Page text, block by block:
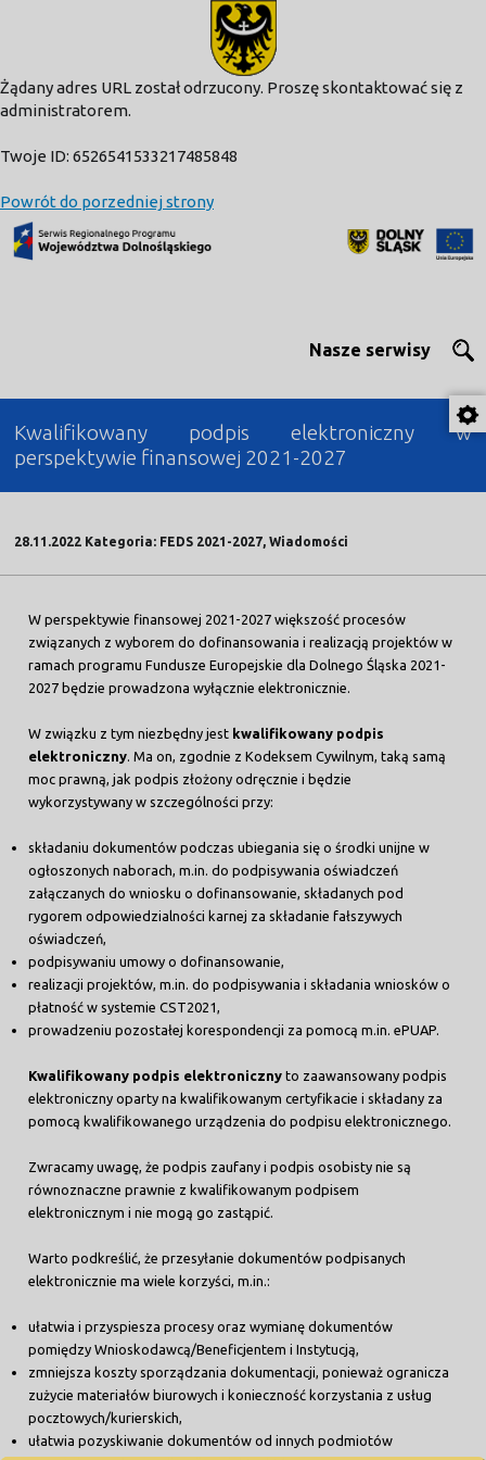
Żądany adres URL został odrzucony. Proszę skontaktować się z
administratorem.
Twoje ID: 6526541533217485848
Powrót do porzedniej strony
Nasze serwisy
Kwalifikowany podpis elektroniczny w
perspektywie finansowej 2021-2027
28.11.2022 Kategoria: FEDS 2021-2027, Wiadomości
W perspektywie finansowej 2021-2027 większość procesów
związanych z wyborem do dofinansowania i realizacją projektów w
ramach programu Fundusze Europejskie dla Dolnego Śląska 2021-
2027 będzie prowadzona wyłącznie elektronicznie.
W związku z tym niezbędny jest kwalifikowany podpis
elektroniczny . Ma on, zgodnie z Kodeksem Cywilnym, taką samą
moc prawną, jak podpis złożony odręcznie i będzie
wykorzystywany w szczególności przy:
składaniu dokumentów podczas ubiegania się o środki unijne w
ogłoszonych naborach, m.in. do podpisywania oświadczeń
załączanych do wniosku o dofinansowanie, składanych pod
rygorem odpowiedzialności karnej za składanie fałszywych
oświadczeń,
podpisywaniu umowy o dofinansowanie,
realizacji projektów, m.in. do podpisywania i składania wniosków o
płatność w systemie CST2021,
prowadzeniu pozostałej korespondencji za pomocą m.in. ePUAP.
Kwalifikowany podpis elektroniczny to zaawansowany podpis
elektroniczny oparty na kwalifikowanym certyfikacie i składany za
pomocą kwalifikowanego urządzenia do podpisu elektronicznego.
Zwracamy uwagę, że podpis zaufany i podpis osobisty nie są
równoznaczne prawnie z kwalifikowanym podpisem
elektronicznym i nie mogą go zastąpić.
Warto podkreślić, że przesyłanie dokumentów podpisanych
elektronicznie ma wiele korzyści, m.in.:
ułatwia i przyspiesza procesy oraz wymianę dokumentów
pomiędzy Wnioskodawcą/Beneficjentem i Instytucją,
zmniejsza koszty sporządzania dokumentacji, ponieważ ogranicza
zużycie materiałów biurowych i konieczność korzystania z usług
pocztowych/kurierskich,
ułatwia pozyskiwanie dokumentów od innych podmiotów
modal-check